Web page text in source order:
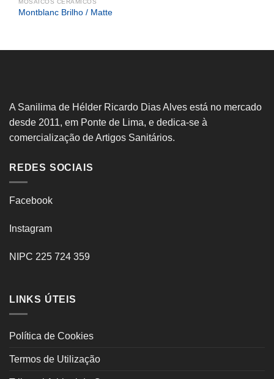
MOSAICOS CERÂMICOS
Montblanc Brilho / Matte
A Sanilima de Hélder Ricardo Dias Alves está no mercado
desde 2011, em Ponte de Lima, e dedica-se à
comercialização de Artigos Sanitários.
REDES SOCIAIS
Facebook
Instagram
NIPC 225 724 359
LINKS ÚTEIS
Política de Cookies
Termos de Utilização